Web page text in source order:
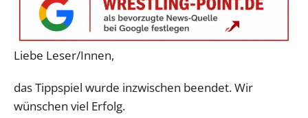
Liebe Leser/Innen,
das Tippspiel wurde inzwischen beendet. Wir
wünschen viel Erfolg.